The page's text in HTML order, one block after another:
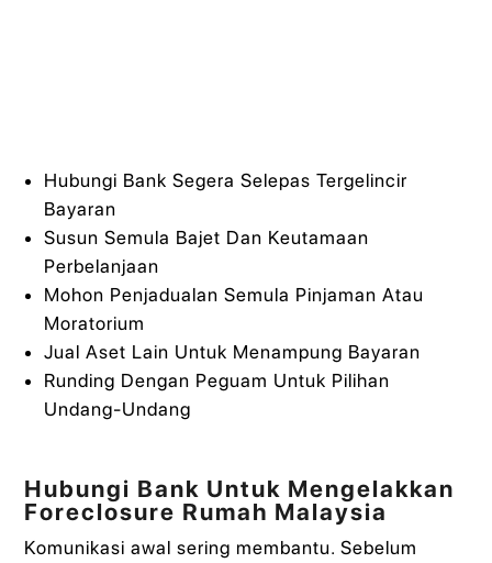
Hubungi Bank Segera Selepas Tergelincir
Bayaran
Susun Semula Bajet Dan Keutamaan
Perbelanjaan
Mohon Penjadualan Semula Pinjaman Atau
Moratorium
Jual Aset Lain Untuk Menampung Bayaran
Runding Dengan Peguam Untuk Pilihan
Undang‑Undang
Hubungi Bank Untuk Mengelakkan
Foreclosure Rumah Malaysia
Komunikasi awal sering membantu. Sebelum